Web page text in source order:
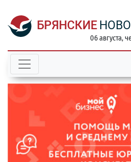
БРЯНСКИЕ
06 августа,